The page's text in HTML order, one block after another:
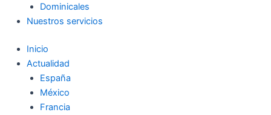
Dominicales
Nuestros servicios
Inicio
Actualidad
España
México
Francia